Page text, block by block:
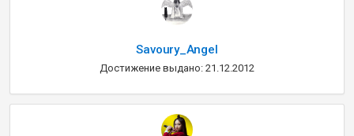
Savoury_Angel
Достижение выдано: 21.12.2012